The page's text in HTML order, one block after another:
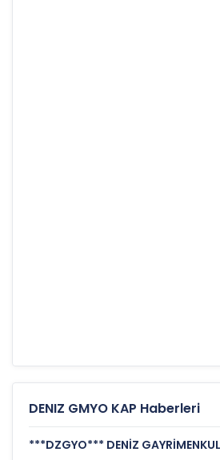
DENIZ GMYO KAP Haberleri